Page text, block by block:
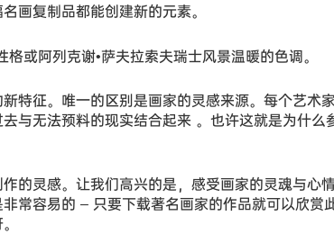
画复制品都能创建新的元素。
或阿列克谢•萨夫拉索夫瑞士风景温暖的色调。
特征。唯一的区别是画家的灵感来源。每个艺术
与无法预料的现实结合起来 。也许这就是为什么
的灵感。让我们高兴的是，感受画家的灵魂与心
常容易的 – 只要下载著名画家的作品就可以欣赏